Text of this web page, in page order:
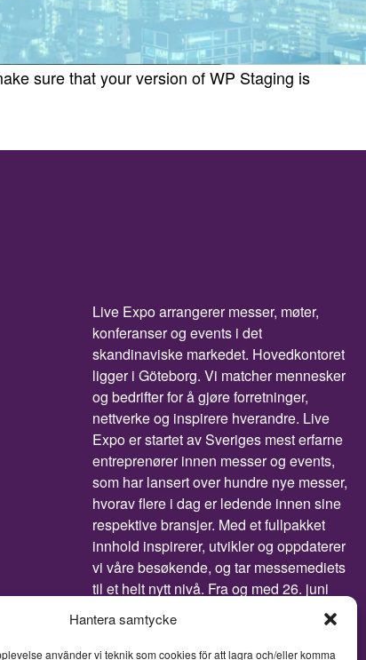
Hantera samtycke
använder vi teknik som cookies för att lagra och/eller komma
sure that your version of WP Staging is
Live Expo arrangerer messer, møter,
konferanser og events i det
skandinaviske markedet. Hovedkontoret
ligger i Göteborg. Vi matcher mennesker
og bedrifter for å gjøre forretninger,
nettverke og inspirere hverandre. Live
Expo er startet av Sveriges mest erfarne
entreprenører innen messer og events,
som har lansert over hundre nye messer,
hvorav flere i dag er ledende innen sine
respektive bransjer. Med et fullpakket
innhold inspirerer, utvikler og oppdaterer
vi våre besøkende, og tar messemediets
til et helt nytt nivå. Fra og med 26. juni
2026 er Live Expo et heleid
datterselskap av Easyfairs Group, et
internasjonalt selskap som organiserer